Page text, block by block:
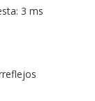
3 ms